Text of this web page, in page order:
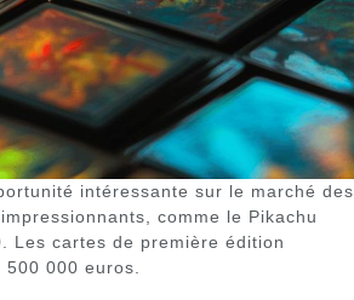
intéressante sur le marché des
comme le Pikachu
Les cartes de première édition
500 000 euros.